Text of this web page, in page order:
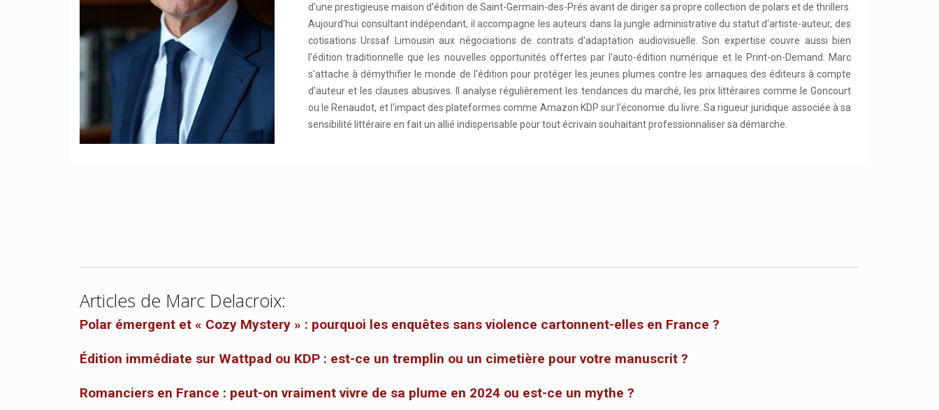
d'une prestigieuse maison d'édition de Saint-Germain-des-Prés avant de diriger sa propre collection de polars et de thrillers.
Aujourd'hui consultant indépendant, il accompagne les auteurs dans la jungle administrative du statut d'artiste-auteur, des
cotisations Urssaf Limousin aux négociations de contrats d'adaptation audiovisuelle. Son expertise couvre aussi bien
l'édition traditionnelle que les nouvelles opportunités offertes par l'auto-édition numérique et le Print-on-Demand. Marc
s'attache à démythifier le monde de l'édition pour protéger les jeunes plumes contre les arnaques des éditeurs à compte
d'auteur et les clauses abusives. Il analyse régulièrement les tendances du marché, les prix littéraires comme le Goncourt
ou le Renaudot, et l'impact des plateformes comme Amazon KDP sur l'économie du livre. Sa rigueur juridique associée à sa
sensibilité littéraire en fait un allié indispensable pour tout écrivain souhaitant professionnaliser sa démarche.
Articles de Marc Delacroix:
Polar émergent et « Cozy Mystery » : pourquoi les enquêtes sans violence cartonnent-elles en France ?
Édition immédiate sur Wattpad ou KDP : est-ce un tremplin ou un cimetière pour votre manuscrit ?
Romanciers en France : peut-on vraiment vivre de sa plume en 2024 ou est-ce un mythe ?